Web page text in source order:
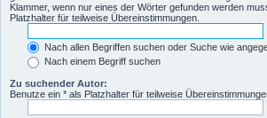
Klammer, wenn nur eines der Wörter gefunden werden
Platzhalter für teilweise Übereinstimmungen.
Nach allen Begriffen suchen oder Suche wie
Nach einem Begriff suchen
Zu suchender Autor:
Benutze ein * als Platzhalter für teilweise